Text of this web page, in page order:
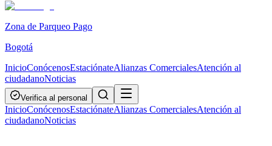
Zona de Parqueo Pago
Bogotá
InicioConócenosEstaciónateAlianzas ComercialesAtención al
ciudadanoNoticias
Verifica al personal
InicioConócenosEstaciónateAlianzas ComercialesAtención al
ciudadanoNoticias